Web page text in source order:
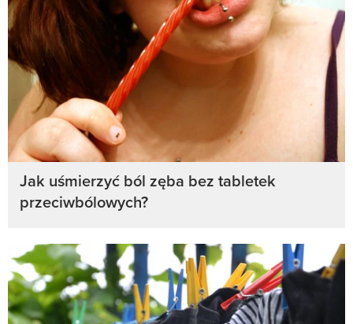
Jak uśmierzyć ból zęba bez tabletek
przeciwbólowych?